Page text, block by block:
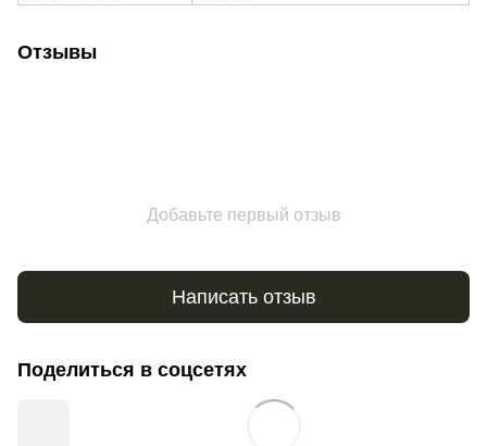
Отзывы
Добавьте первый отзыв
Написать отзыв
Поделиться в соцсетях